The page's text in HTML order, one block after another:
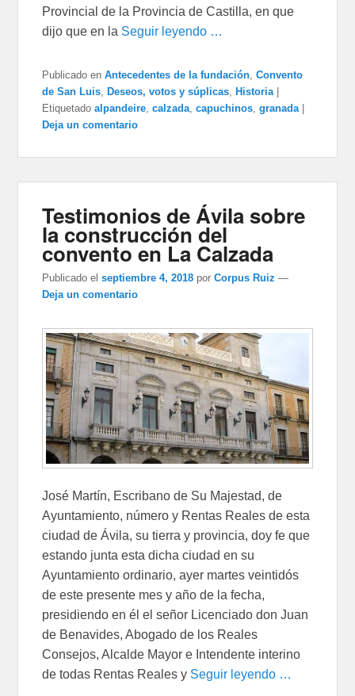
Provincial de la Provincia de Castilla, en que
dijo que en la Seguir leyendo …
Publicado en Antecedentes de la fundación,Convento
de San Luis, Deseos, votos y súplicas, Historia
Etiquetado alpandeire,calzada,capuchinos,granada
Deja un comentario
Testimonios de Ávila sobre
la construcción del
convento en La Calzada
Publicado el septiembre 4, 2018 porCorpus Ruiz —
Deja un comentario
José Martín, Escribano de Su Majestad, de
Ayuntamiento, número y Rentas Reales de esta
ciudad de Ávila, su tierra y provincia, doy fe que
estando junta esta dicha ciudad en su
Ayuntamiento ordinario, ayer martes veintidós
de este presente mes y año de la fecha,
presidiendo en él el señor Licenciado don Juan
de Benavides, Abogado de los Reales
Consejos, Alcalde Mayor e Intendente interino
de todas Rentas Reales y Seguir leyendo …